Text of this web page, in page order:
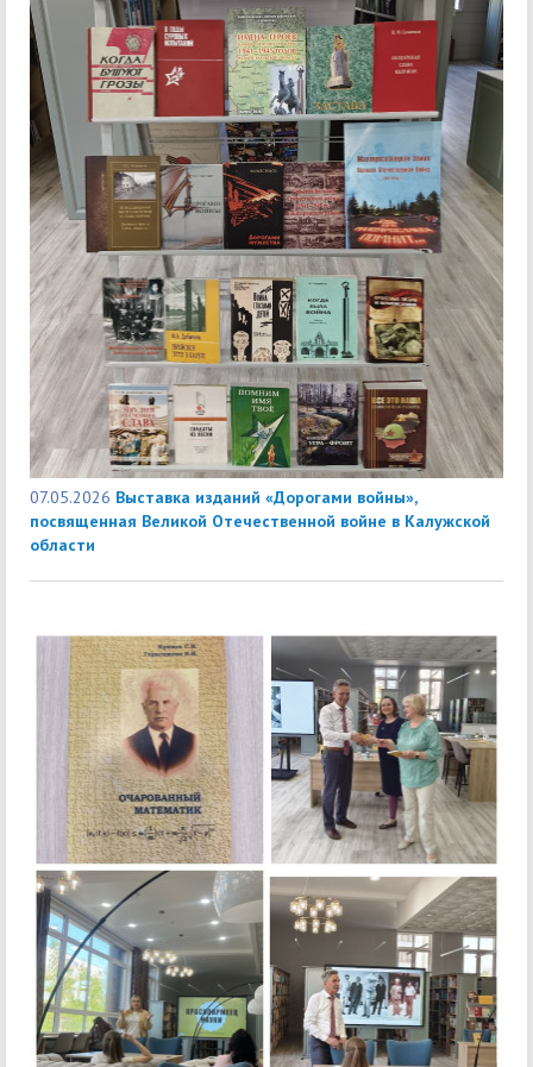
07.05.2026 Выставка изданий «Дорогами войны»,
посвященная Великой Отечественной войне в Калужской
области